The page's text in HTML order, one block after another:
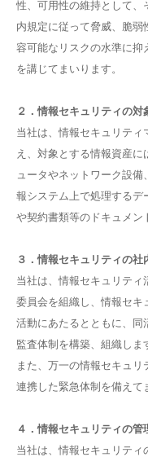
性、可⽤性の維持として、
内規定に従って脅威、脆
容可能なリスクの⽔準に抑
を講じてまいります。
２．情報セキュリティの対
当社は、情報セキュリテ
え、対象とする情報資産
ュータやネットワーク設
報システム上で処理するデ
や契約書類等のドキュメン
３．情報セキュリティの社
当社は、情報セキュリティ
委員会を組織し、情報セキ
活動にあたるとともに、同
監査体制を構築、組織しま
また、万⼀の情報セキュリ
連携した緊急体制を備えて
４．情報セキュリティの管
当社は、情報セキュリテ